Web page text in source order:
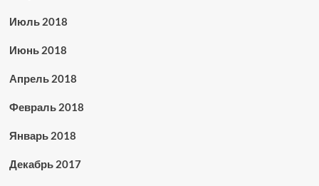
Июль 2018
Июнь 2018
Апрель 2018
Февраль 2018
Январь 2018
Декабрь 2017